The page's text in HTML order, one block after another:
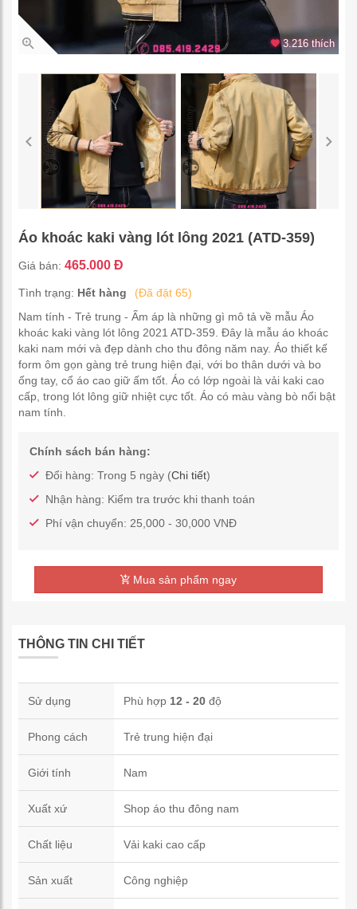
3.216 thích
Áo khoác kaki vàng lót lông 2021 (ATD-359)
Giá bán: 465.000 Đ
Tình trạng: Hết hàng
(Đã đặt 65)
Nam tính - Trẻ trung - Ấm áp là những gì mô tả về mẫu Áo
khoác kaki vàng lót lông 2021 ATD-359. Đây là mẫu áo khoác
kaki nam mới và đẹp dành cho thu đông năm nay. Áo thiết kế
form ôm gọn gàng trẻ trung hiện đại, với bo thân dưới và bo
ống tay, cổ áo cao giữ ấm tốt. Áo có lớp ngoài là vải kaki cao
cấp, trong lót lông giữ nhiệt cực tốt. Áo có màu vàng bò nổi bật
nam tính.
Chính sách bán hàng:
Đổi hàng: Trong 5 ngày (Chi tiết)
Nhận hàng: Kiểm tra trước khi thanh toán
Phí vận chuyển: 25,000 - 30,000 VNĐ
Mua sản phẩm ngay
THÔNG TIN CHI TIẾT
Sử dụng Phù hợp 12 - 20 độ
Phong cách Trẻ trung hiện đại
Giới tính Nam
Xuất xứ Shop áo thu đông nam
Chất liệu Vải kaki cao cấp
Sản xuất Công nghiệp